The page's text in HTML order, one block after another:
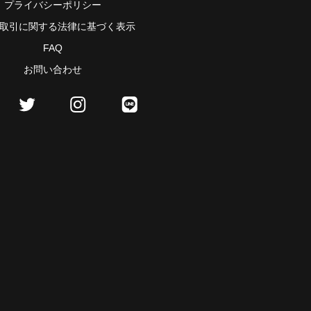
プライバシーポリシー
引に関する法律に基づく表示
FAQ
お問い合わせ